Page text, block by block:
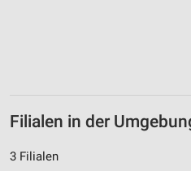
Filialen in der
3 Filialen
Kombinationen von Daten aus